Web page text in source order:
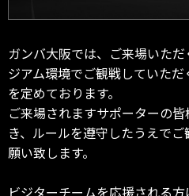
ガンバ大阪では、ご来場いた
ジアム環境でご観戦していた
を定めております。
ご来場されますサポーターの
き、ルールを遵守したうえで
願い致します。